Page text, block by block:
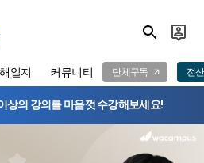
일지 커뮤니티 단체구독 전
상의 강의를 마음껏 수강해보세요!